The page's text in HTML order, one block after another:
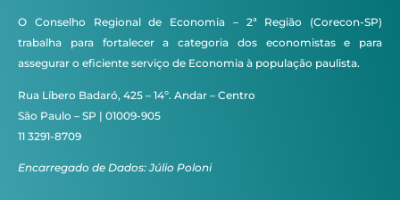
O Conselho Regional de Economia – 2ª Região (Corecon-SP)
trabalha para fortalecer a categoria dos economistas e para
assegurar o eficiente serviço de Economia à população paulista.
Rua Líbero Badaró, 425 – 14º. Andar – Centro
São Paulo – SP | 01009-905
11 3291-8709
Encarregado de Dados: Júlio Poloni